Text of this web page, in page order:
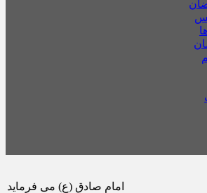
امام صادق (ع) می فرماید : هر